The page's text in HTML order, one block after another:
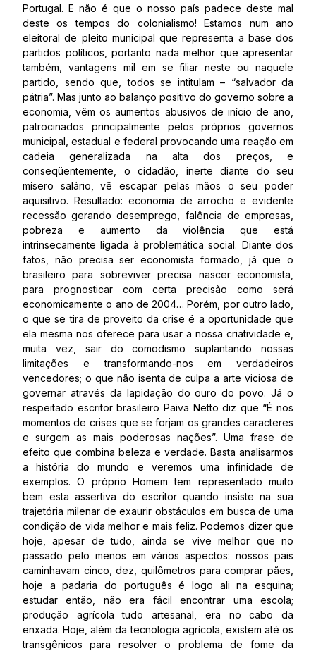
Portugal. E não é que o nosso país padece deste mal
deste os tempos do colonialismo! Estamos num ano
eleitoral de pleito municipal que representa a base dos
partidos políticos, portanto nada melhor que apresentar
também, vantagens mil em se filiar neste ou naquele
partido, sendo que, todos se intitulam – “salvador da
pátria”. Mas junto ao balanço positivo do governo sobre a
economia, vêm os aumentos abusivos de início de ano,
patrocinados principalmente pelos próprios governos
municipal, estadual e federal provocando uma reação em
cadeia generalizada na alta dos preços, e
conseqüentemente, o cidadão, inerte diante do seu
mísero salário, vê escapar pelas mãos o seu poder
aquisitivo. Resultado: economia de arrocho e evidente
recessão gerando desemprego, falência de empresas,
pobreza e aumento da violência que está
intrinsecamente ligada à problemática social. Diante dos
fatos, não precisa ser economista formado, já que o
brasileiro para sobreviver precisa nascer economista,
para prognosticar com certa precisão como será
economicamente o ano de 2004… Porém, por outro lado,
o que se tira de proveito da crise é a oportunidade que
ela mesma nos oferece para usar a nossa criatividade e,
muita vez, sair do comodismo suplantando nossas
limitações e transformando-nos em verdadeiros
vencedores; o que não isenta de culpa a arte viciosa de
governar através da lapidação do ouro do povo. Já o
respeitado escritor brasileiro Paiva Netto diz que “É nos
momentos de crises que se forjam os grandes caracteres
e surgem as mais poderosas nações”. Uma frase de
efeito que combina beleza e verdade. Basta analisarmos
a história do mundo e veremos uma infinidade de
exemplos. O próprio Homem tem representado muito
bem esta assertiva do escritor quando insiste na sua
trajetória milenar de exaurir obstáculos em busca de uma
condição de vida melhor e mais feliz. Podemos dizer que
hoje, apesar de tudo, ainda se vive melhor que no
passado pelo menos em vários aspectos: nossos pais
caminhavam cinco, dez, quilômetros para comprar pães,
hoje a padaria do português é logo ali na esquina;
estudar então, não era fácil encontrar uma escola;
produção agrícola tudo artesanal, era no cabo da
enxada. Hoje, além da tecnologia agrícola, existem até os
transgênicos para resolver o problema de fome da